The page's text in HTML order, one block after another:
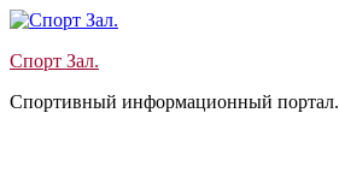
Перейти
содержимому
Спорт Зал.
Спортивный информационный портал.